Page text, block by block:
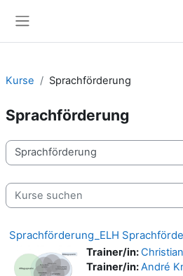
Kurse Sprachförderung
Sprachförderung
Kursbereiche
Kurse suchen
Sprachförderung_ELH
Trainer/in:
Trainer/in:André